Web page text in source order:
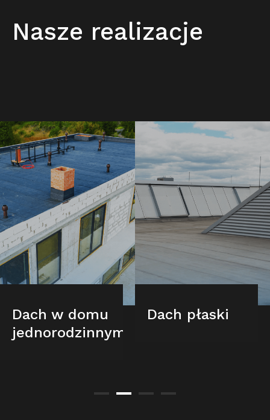
Nasze realizacje
Dach w domu
jednorodzinnym
Dach płaski